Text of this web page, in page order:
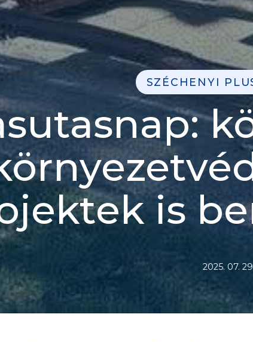
SZÉCHENYI
is
2025. 07.